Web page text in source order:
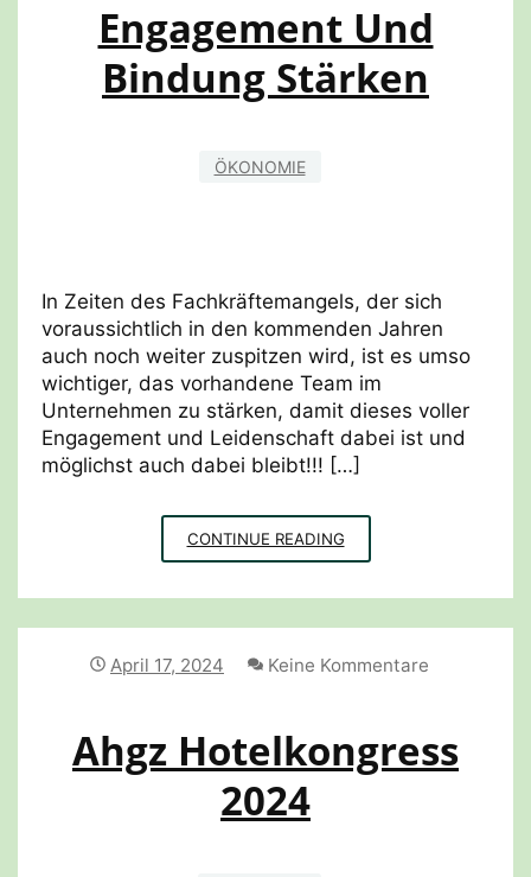
Engagement Und
Bindung Stärken
ÖKONOMIE
In Zeiten des Fachkräftemangels, der sich
voraussichtlich in den kommenden Jahren
auch noch weiter zuspitzen wird, ist es umso
wichtiger, das vorhandene Team im
Unternehmen zu stärken, damit dieses voller
Engagement und Leidenschaft dabei ist und
möglichst auch dabei bleibt!!! […]
CONTINUE READINGENGAGEMENT
UND
STÄRKEN
April 17, 2024 Keine Kommentare
Ahgz Hotelkongress
2024